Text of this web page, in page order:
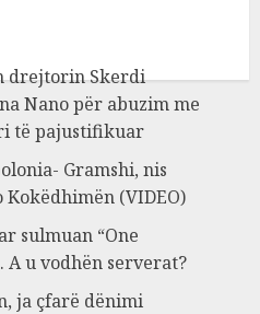
drejtorin Skerdi
Nano për abuzim me
të pajustifikuar
Gramshi, nis
(VIDEO)
sulmuan “One
A u vodhën serverat?
ja çfarë dënimi